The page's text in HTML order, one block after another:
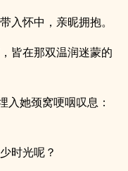
入怀中，亲昵拥抱。
皆在那双温润迷蒙的
入她颈窝哽咽叹息：
时光呢？